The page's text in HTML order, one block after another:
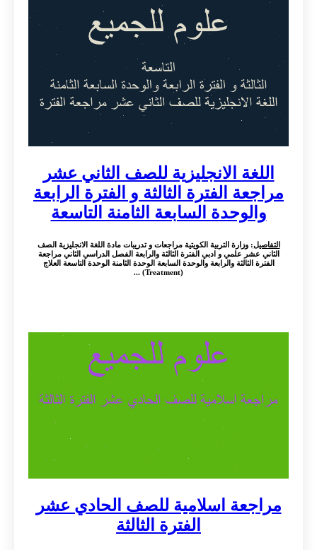
اللغة الانجليزية للصف الثاني عشر
مراجعة الفترة الثالثة و الفترة الرابعة
والوحدة السابعة الثامنة التاسعة
التفاصيل: وزارة التربية الكويتية مراجعات و تدريبات مادة اللغة الانجليزية الصف
الثاني عشر علمي و ادبي الفترة الثالثة والرابعة الفصل الدراسي الثاني مراجعة
الفترة الثالثة والرابعة والوحدة السابعة الوحدة الثامنة الوحدة التاسعة العلاج
(Treatment) ...
مراجعة اسلامية للصف الحادي عشر
الفترة الثالثة